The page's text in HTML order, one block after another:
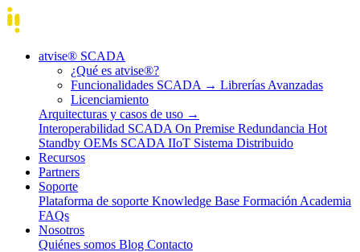
atvise® SCADA
¿Qué es atvise®?
Funcionalidades SCADA → Librerías Avanzadas
Licenciamiento
Arquitecturas y casos de uso →
Interoperabilidad SCADA On Premise Redundancia Hot
Standby OEMs SCADA IIoT Sistema Distribuido
Recursos
Partners
Soporte
Plataforma de soporte Knowledge Base Formación Academia
FAQs
Nosotros
Quiénes somos Blog Contacto